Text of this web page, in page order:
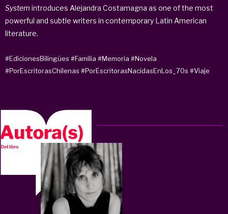
System introduces Alejandra Costamagna as one of the most
powerful and subtle writers in contemporary Latin American
literature.
#EdicionesBilingües #Familia #Memoria #Novela
#PorEscritorasChilenas #PorEscritorasNacidasEnLos_70s #Viaje